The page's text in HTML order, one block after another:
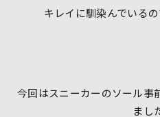
キレイに馴染んでいる
今回はスニーカーのソール事
まし